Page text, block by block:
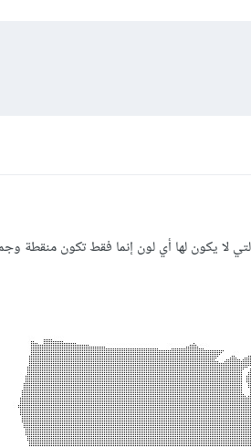
لا يكون لها أي لون إنما فقط تكون منقطة